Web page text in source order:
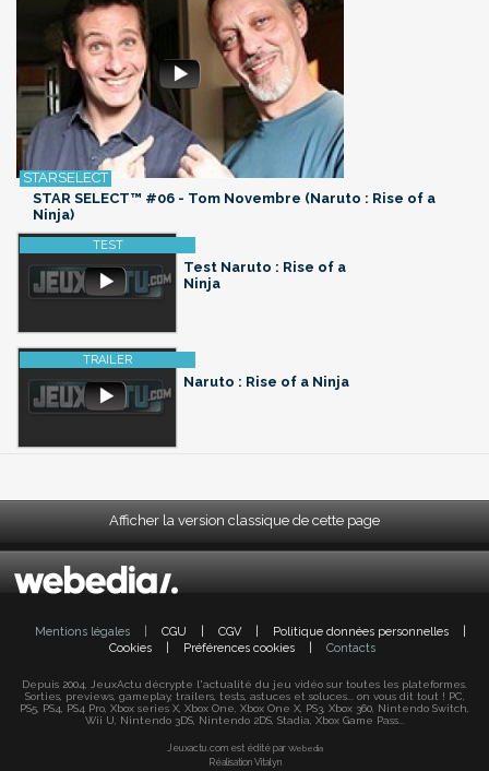
STAR SELECT™ #06 - Tom Novembre (Naruto : Rise of a
Ninja)
Test Naruto : Rise of a
Ninja
Naruto : Rise of a Ninja
Afficher la version classique de cette page
Mentions légales CGU CGV Politique données personnelles
Cookies
Préférences cookies Contacts
Depuis 2004, JeuxActu décrypte l'actualité du jeu vidéo sur toutes les plateformes.
Sorties, previews, gameplay, trailers, tests, astuces et soluces... on vous dit tout ! PC,
PS5, PS4, PS4 Pro, Xbox series X, Xbox One, Xbox One X, PS3, Xbox 360, Nintendo Switch,
Wii U, Nintendo 3DS, Nintendo 2DS, Stadia, Xbox Game Pass...
Jeuxactu.com est édité par Webedia
Réalisation Vitalyn